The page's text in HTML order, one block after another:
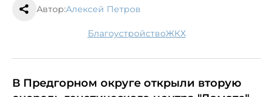
Автор:Алексей Петров
благоустройство ЖКХ
В Предгорном округе открыли вторую